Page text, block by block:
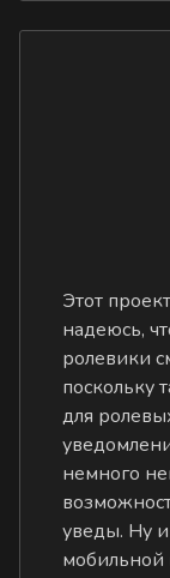
Этот
надеюсь,
ролевики
поскольку
для
немного
уведы. Ну
мобильной